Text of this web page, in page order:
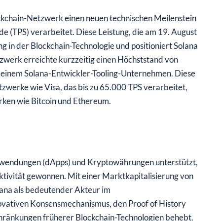
Netzwerk einen neuen technischen Meilenstein
(TPS) verarbeitet. Diese Leistung, die am 19. August
der Blockchain-Technologie und positioniert Solana
erreichte kurzzeitig einen Höchststand von
Solana-Entwickler-Tooling-Unternehmen. Diese
wie Visa, das bis zu 65.000 TPS verarbeitet,
wie Bitcoin und Ethereum.
(dApps) und Kryptowährungen unterstützt,
gewonnen. Mit einer Marktkapitalisierung von
als bedeutender Akteur im
Konsensmechanismus, den Proof of History
früherer Blockchain-Technologien behebt.